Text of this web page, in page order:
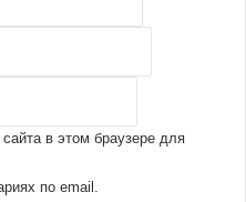
в этом браузере для
по email.